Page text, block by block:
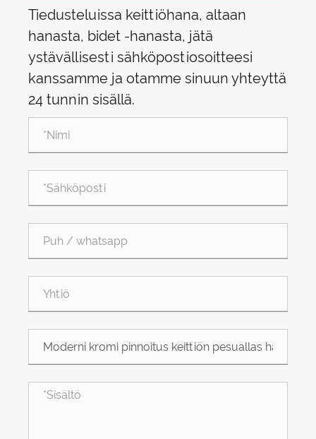
Tiedusteluissa keittiöhana, altaan
hanasta, bidet -hanasta, jätä
ystävällisesti sähköpostiosoitteesi
kanssamme ja otamme sinuun yhteyttä
24 tunnin sisällä.